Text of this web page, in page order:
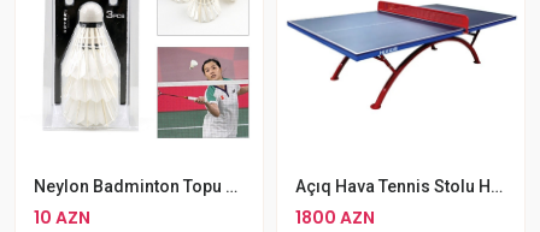
Neylon Badminton Topu Dəsti Badminto Meyki Yüngül Badminton Raketi
10 AZN
Açıq Hava Tennis Stolu Huijun HJ-L003
1800 AZN